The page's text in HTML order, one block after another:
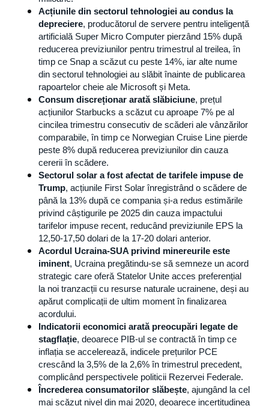
Acțiunile din sectorul tehnologiei au condus la
depreciere, producătorul de servere pentru inteligență
artificială Super Micro Computer pierzând 15% după
reducerea previziunilor pentru trimestrul al treilea, în
timp ce Snap a scăzut cu peste 14%, iar alte nume
din sectorul tehnologiei au slăbit înainte de publicarea
rapoartelor cheie ale Microsoft și Meta.
Consum discreționar arată slăbiciune, prețul
acțiunilor Starbucks a scăzut cu aproape 7% pe al
cincilea trimestru consecutiv de scăderi ale vânzărilor
comparabile, în timp ce Norwegian Cruise Line pierde
peste 8% după reducerea previziunilor din cauza
cererii în scădere.
Sectorul solar a fost afectat de tarifele impuse de
Trump, acțiunile First Solar înregistrând o scădere de
până la 13% după ce compania și-a redus estimările
privind câștigurile pe 2025 din cauza impactului
tarifelor impuse recent, reducând previziunile EPS la
12,50-17,50 dolari de la 17-20 dolari anterior.
Acordul Ucraina-SUA privind minereurile este
iminent, Ucraina pregătindu-se să semneze un acord
strategic care oferă Statelor Unite acces preferențial
la noi tranzacții cu resurse naturale ucrainene, deși au
apărut complicații de ultim moment în finalizarea
acordului.
Indicatorii economici arată preocupări legate de
stagflație, deoarece PIB-ul se contractă în timp ce
inflația se accelerează, indicele prețurilor PCE
crescând la 3,5% de la 2,6% în trimestrul precedent,
complicând perspectivele politicii Rezervei Federale.
Încrederea consumatorilor slăbește, ajungând la cel
mai scăzut nivel din mai 2020, deoarece incertitudinea